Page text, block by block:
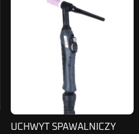
UCHWYT SPAWALNICZY